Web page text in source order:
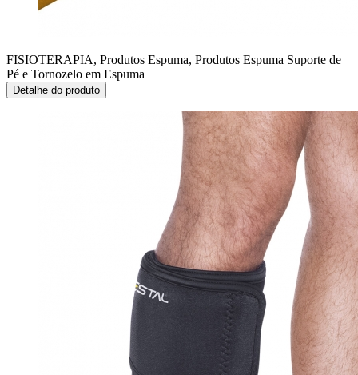
FISIOTERAPIA, Produtos Espuma, Produtos Espuma Suporte de
Pé e Tornozelo em Espuma
Detalhe do produto